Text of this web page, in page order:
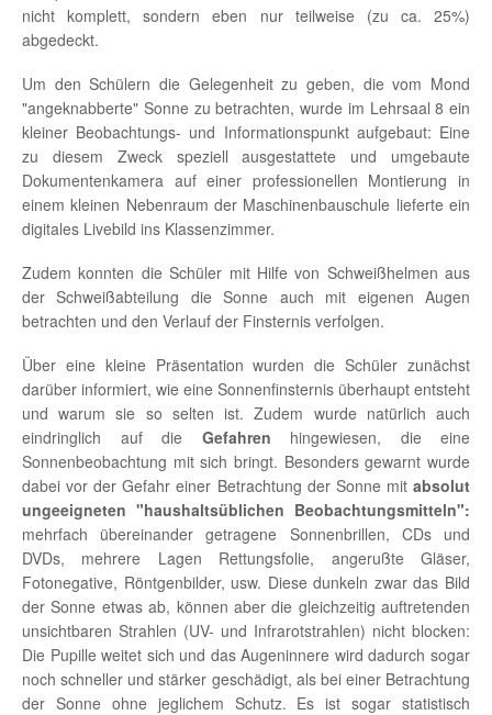
nicht komplett, sondern eben nur teilweise (zu ca. 25%)
abgedeckt.
Um den Schülern die Gelegenheit zu geben, die vom Mond
"angeknabberte" Sonne zu betrachten, wurde im Lehrsaal 8 ein
kleiner Beobachtungs- und Informationspunkt aufgebaut: Eine
zu diesem Zweck speziell ausgestattete und umgebaute
Dokumentenkamera auf einer professionellen Montierung in
einem kleinen Nebenraum der Maschinenbauschule lieferte ein
digitales Livebild ins Klassenzimmer.
Zudem konnten die Schüler mit Hilfe von Schweißhelmen aus
der Schweißabteilung die Sonne auch mit eigenen Augen
betrachten und den Verlauf der Finsternis verfolgen.
Über eine kleine Präsentation wurden die Schüler zunächst
darüber informiert, wie eine Sonnenfinsternis überhaupt entsteht
und warum sie so selten ist. Zudem wurde natürlich auch
eindringlich auf die Gefahren hingewiesen, die eine
Sonnenbeobachtung mit sich bringt. Besonders gewarnt wurde
dabei vor der Gefahr einer Betrachtung der Sonne mit absolut
ungeeigneten "haushaltsüblichen Beobachtungsmitteln":
mehrfach übereinander getragene Sonnenbrillen, CDs und
DVDs, mehrere Lagen Rettungsfolie, angerußte Gläser,
Fotonegative, Röntgenbilder, usw. Diese dunkeln zwar das Bild
der Sonne etwas ab, können aber die gleichzeitig auftretenden
unsichtbaren Strahlen (UV- und Infrarotstrahlen) nicht blocken:
Die Pupille weitet sich und das Augeninnere wird dadurch sogar
noch schneller und stärker geschädigt, als bei einer Betrachtung
der Sonne ohne jeglichem Schutz. Es ist sogar statistisch